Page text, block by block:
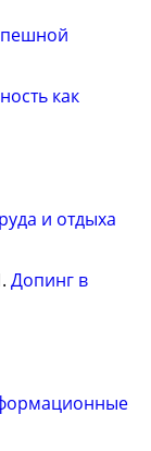
как
и отдыха
Допинг в